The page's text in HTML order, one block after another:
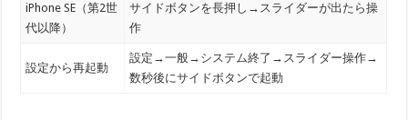
iPhone SE（第2世
代以降）
サイドボタンを長押し→スライダーが出たら操
作
設定から再起動
設定→一般→システム終了→スライダー操作→
数秒後にサイドボタンで起動